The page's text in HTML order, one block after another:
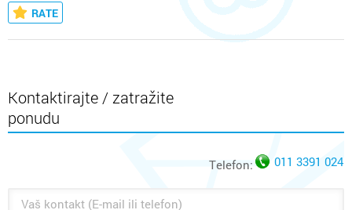
RATE
Kontaktirajte / zatražite
ponudu
Telefon: 011 3391 024